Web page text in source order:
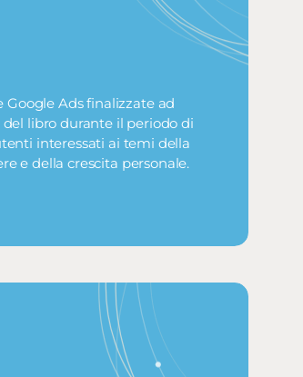
Ads finalizzate ad
libro durante il periodo di
interessati ai temi della
e della crescita personale.